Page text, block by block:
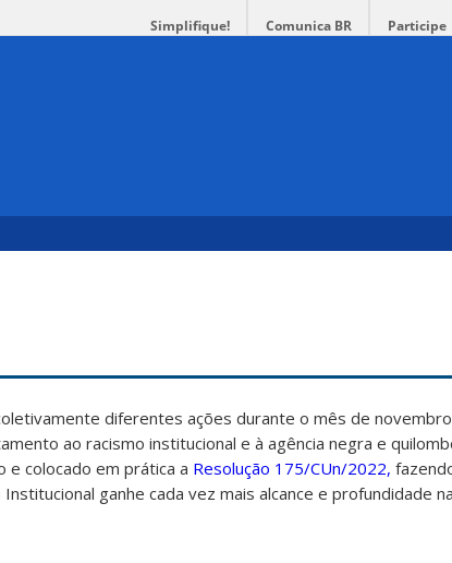
Simplifique! Comunica BR Participe
diferentes ações durante o mês de
ao racismo institucional e à agência negra e
colocado em prática a Resolução 175/CUn/2022,
ganhe cada vez mais alcance e profundidade na